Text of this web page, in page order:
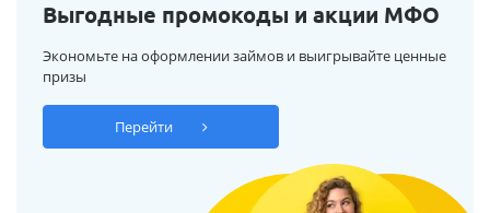
Выгодные промокоды и акции МФО
Экономьте на оформлении займов и выигрывайте ценные
призы
Перейти